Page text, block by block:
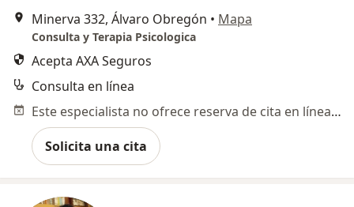
Minerva 332, Álvaro Obregón • Mapa
Consulta y Terapia Psicologica
Acepta AXA Seguros
Consulta en línea
Este especialista no ofrece reserva de cita en línea en esta dirección.
Solicita una cita